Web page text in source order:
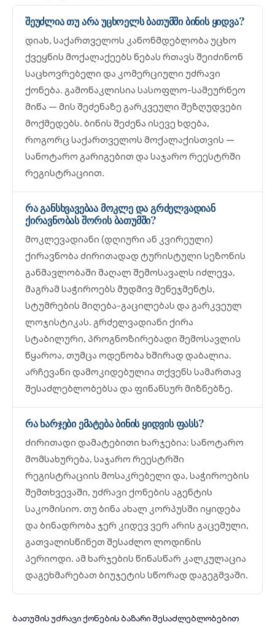
შეუძლია თუ არა უცხოელს ბათუმში ბინის ყიდვა?
დიახ, საქართველოს კანონმდებლობა უცხო
ქვეყნის მოქალაქეებს ნებას რთავს შეიძინონ
საცხოვრებელი და კომერციული უძრავი
ქონება. გამონაკლისია სასოფლო-სამეურნეო
მიწა — მის შეძენაზე გარკვეული შეზღუდვები
მოქმედებს. ბინის შეძენა ისევე ხდება,
როგორც საქართველოს მოქალაქისთვის —
სანოტარო გარიგებით და საჯარო რეესტრში
რეგისტრაციით.
რა განსხვავებაა მოკლე და გრძელვადიან
ქირავნობას შორის ბათუმში?
მოკლევადიანი (დღიური ან კვირეული)
ქირავნობა ძირითადად ტურისტული სეზონის
განმავლობაში მაღალ შემოსავალს იძლევა,
მაგრამ საჭიროებს მუდმივ მენეჯმენტს,
სტუმრების მიღება-გაცილებას და გარკვეულ
ლოჯისტიკას. გრძელვადიანი ქირა
სტაბილური, პროგნოზირებადი შემოსავლის
წყაროა, თუმცა ოდენობა ხშირად დაბალია.
არჩევანი დამოკიდებულია თქვენს სამართავ
შესაძლებლობებსა და ფინანსურ მიზნებზე.
რა ხარჯები ემატება ბინის ყიდვის ფასს?
ძირითადი დამატებითი ხარჯებია: სანოტარო
მომსახურება, საჯარო რეესტრში
რეგისტრაციის მოსაკრებელი და, საჭიროების
შემთხვევაში, უძრავი ქონების აგენტის
საკომისიო. თუ ბინა ახალ კორპუსში იყიდება
და ბინადრობა ჯერ კიდევ ვერ არის გაცემული,
გათვალისწინეთ შესაძლო ლოდინის
პერიოდი. ამ ხარჯების წინასწარ კალკულაცია
დაგეხმარებათ ბიუჯეტის სწორად დაგეგმვაში.
ბათუმის უძრავი ქონების ბაზარი შესაძლებლობებით